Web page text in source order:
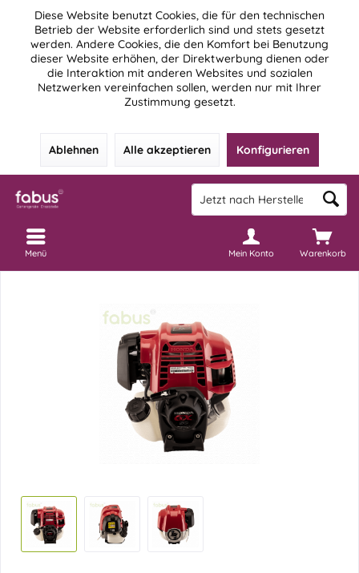
Diese Website benutzt Cookies, die für den technischen
Betrieb der Website erforderlich sind und stets gesetzt
werden. Andere Cookies, die den Komfort bei Benutzung
dieser Website erhöhen, der Direktwerbung dienen oder
die Interaktion mit anderen Websites und sozialen
Netzwerken vereinfachen sollen, werden nur mit Ihrer
Zustimmung gesetzt.
Ablehnen Alle akzeptieren Konfigurieren
Warenkorb
Mein Konto
Menü